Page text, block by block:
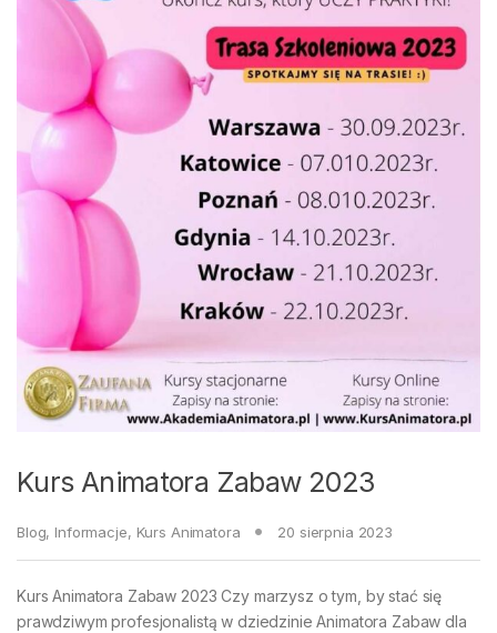
Kurs Animatora Zabaw 2023
Blog, Informacje, Kurs Animatora 20 sierpnia 2023
Kurs Animatora Zabaw 2023 Czy marzysz o tym, by stać się
prawdziwym profesjonalistą w dziedzinie Animatora Zabaw dla